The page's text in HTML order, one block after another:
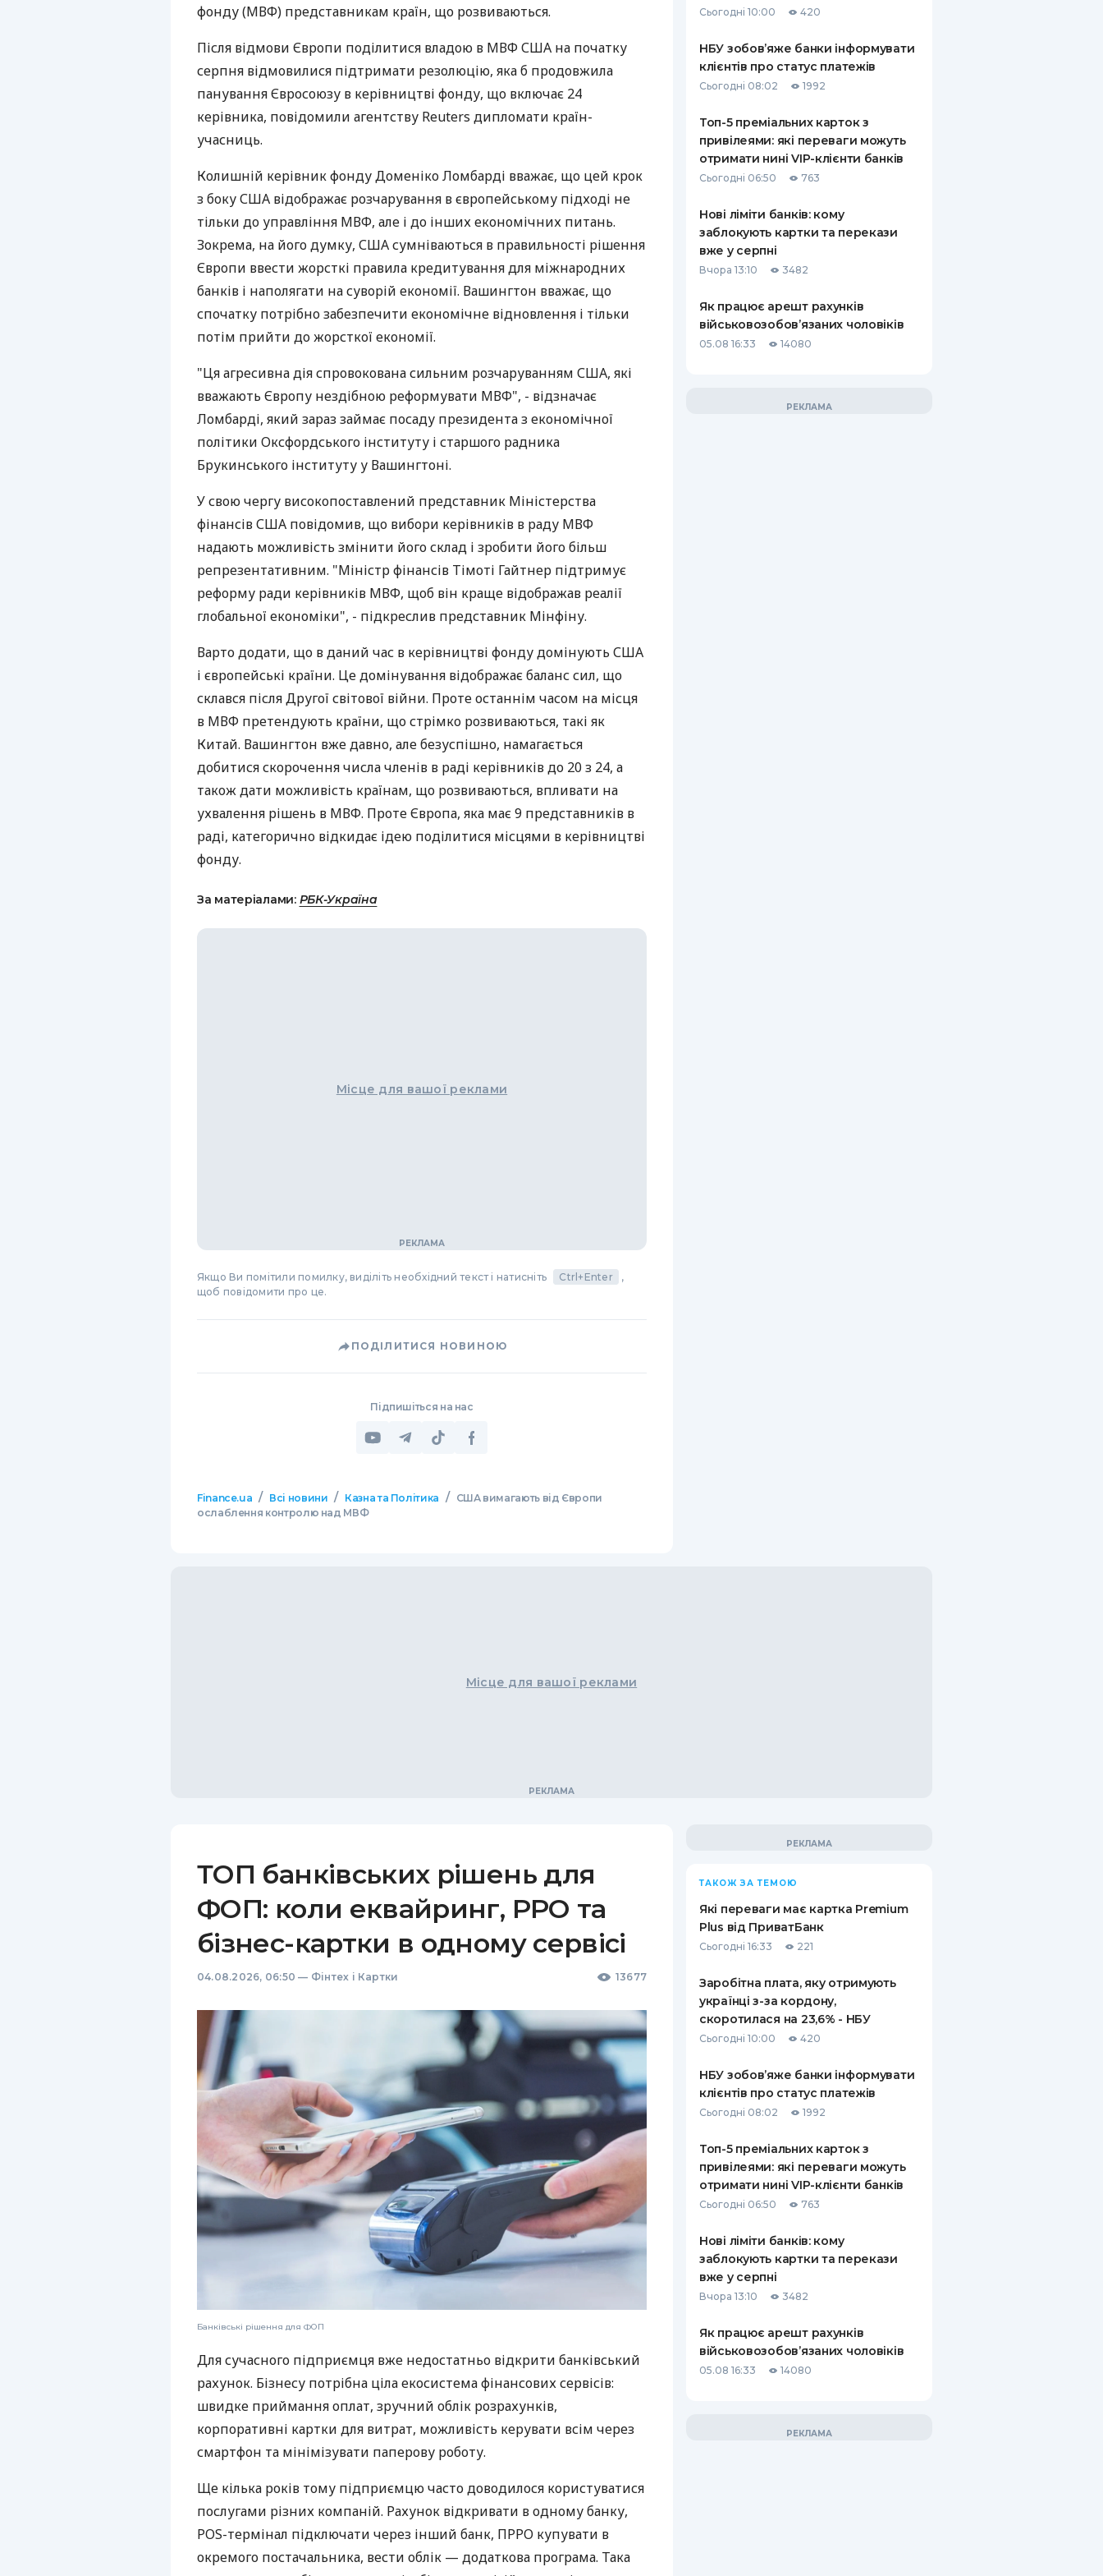
ЩОМІСЯЧНИЙ ОГЛЯД
КЕШБЕКУ
ПУТІВНИКИ ПО
СТРАХУВАННЮ
ВСІ СТРАХОВІ ПОЛІСИ
ВІДГУКИ ПРО СТРАХОВІ
КОМПАНІЇ
КОНТАКТИ
фонду (МВФ) представникам країн, що розвиваються.
Після відмови Європи поділитися владою в МВФ США на початку
серпня відмовилися підтримати резолюцію, яка б продовжила
панування Євросоюзу в керівництві фонду, що включає 24
керівника, повідомили агентству Reuters дипломати країн-
учасниць.
Колишній керівник фонду Доменіко Ломбарді вважає, що цей крок
з боку США відображає розчарування в європейському підході не
тільки до управління МВФ, але і до інших економічних питань.
Зокрема, на його думку, США сумніваються в правильності рішення
Європи ввести жорсткі правила кредитування для міжнародних
банків і наполягати на суворій економії. Вашингтон вважає, що
спочатку потрібно забезпечити економічне відновлення і тільки
потім прийти до жорсткої економії.
"Ця агресивна дія спровокована сильним розчаруванням США, які
вважають Європу нездібною реформувати МВФ", - відзначає
Ломбарді, який зараз займає посаду президента з економічної
політики Оксфордського інституту і старшого радника
Брукинського інституту у Вашингтоні.
У свою чергу високопоставлений представник Міністерства
фінансів США повідомив, що вибори керівників в раду МВФ
надають можливість змінити його склад і зробити його більш
репрезентативним. "Міністр фінансів Тімоті Гайтнер підтримує
реформу ради керівників МВФ, щоб він краще відображав реалії
глобальної економіки", - підкреслив представник Мінфіну.
Варто додати, що в даний час в керівництві фонду домінують США
і європейські країни. Це домінування відображає баланс сил, що
склався після Другої світової війни. Проте останнім часом на місця
в МВФ претендують країни, що стрімко розвиваються, такі як
Китай. Вашингтон вже давно, але безуспішно, намагається
добитися скорочення числа членів в раді керівників до 20 з 24, а
також дати можливість країнам, що розвиваються, впливати на
ухвалення рішень в МВФ. Проте Європа, яка має 9 представників в
раді, категорично відкидає ідею поділитися місцями в керівництві
фонду.
За матеріалами: РБК-Україна
Місце для вашої реклами
Якщо Ви помітили помилку, виділіть необхідний текст і натисніть Ctrl+Enter
,
щоб повідомити про це.
ПОДІЛИТИСЯ НОВИНОЮ
Підпишіться на нас
Finance.ua / Всі новини / Казна та Політика /
США вимагають від Європи
ослаблення контролю над МВФ
Сьогодні 10:00 420
НБУ зобов’яже банки інформувати
клієнтів про статус платежів
Сьогодні 08:02 1992
Топ-5 преміальних карток з
привілеями: які переваги можуть
отримати нині VIP-клієнти банків
Сьогодні 06:50 763
Нові ліміти банків: кому
заблокують картки та перекази
вже у серпні
Вчора 13:10 3482
Як працює арешт рахунків
військовозобов’язаних чоловіків
05.08 16:33 14080
Місце для вашої реклами
ТОП банківських рішень для
ФОП: коли еквайринг, РРО та
бізнес-картки в одному сервісі
04.08.2026, 06:50 — Фінтех і Картки 13677
Банківські рішення для ФОП
Для сучасного підприємця вже недостатньо відкрити банківський
рахунок. Бізнесу потрібна ціла екосистема фінансових сервісів:
швидке приймання оплат, зручний облік розрахунків,
корпоративні картки для витрат, можливість керувати всім через
смартфон та мінімізувати паперову роботу.
Ще кілька років тому підприємцю часто доводилося користуватися
послугами різних компаній. Рахунок відкривати в одному банку,
POS-термінал підключати через інший банк, ПРРО купувати в
окремого постачальника, вести облік — додаткова програма. Така
ТАКОЖ ЗА ТЕМОЮ
Які переваги має картка Premium
Plus від ПриватБанк
Сьогодні 16:33 221
Заробітна плата, яку отримують
українці з-за кордону,
скоротилася на 23,6% - НБУ
Сьогодні 10:00 420
НБУ зобов’яже банки інформувати
клієнтів про статус платежів
Сьогодні 08:02 1992
Топ-5 преміальних карток з
привілеями: які переваги можуть
отримати нині VIP-клієнти банків
Сьогодні 06:50 763
Нові ліміти банків: кому
заблокують картки та перекази
вже у серпні
Вчора 13:10 3482
Як працює арешт рахунків
військовозобов’язаних чоловіків
05.08 16:33 14080